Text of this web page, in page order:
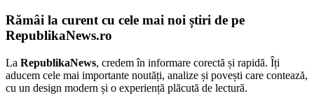
Rămâi la curent cu cele mai noi știri de pe
RepublikaNews.ro
La RepublikaNews, credem în informare corectă și rapidă. Îți
aducem cele mai importante noutăți, analize și povești care contează,
cu un design modern și o experiență plăcută de lectură.